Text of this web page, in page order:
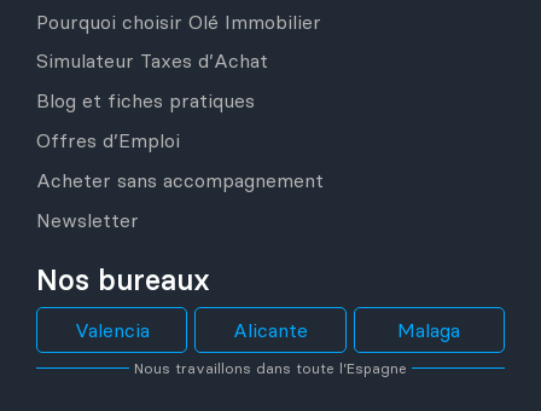
Pourquoi choisir Olé Immobilier
Simulateur Taxes d’Achat
Blog et fiches pratiques
Offres d’Emploi
Acheter sans accompagnement
Newsletter
Nos bureaux
Valencia Alicante Malaga
Nous travaillons dans toute l’Espagne